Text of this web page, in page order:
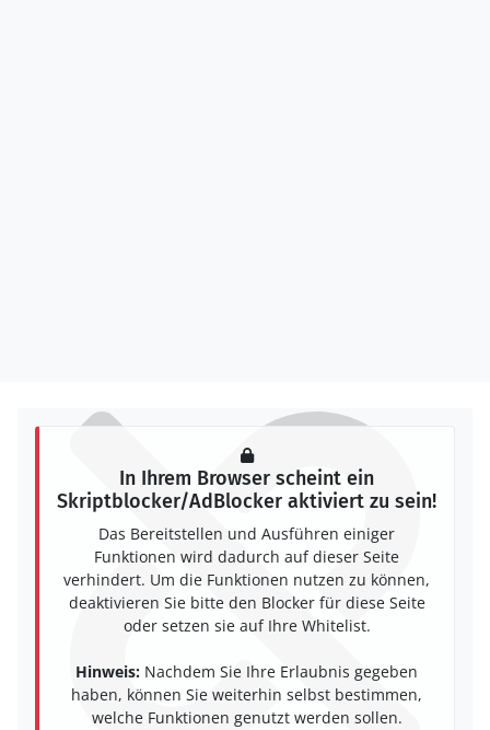
In Ihrem Browser scheint ein
Skriptblocker/AdBlocker aktiviert zu sein!
Das Bereitstellen und Ausführen einiger
Funktionen wird dadurch auf dieser Seite
verhindert. Um die Funktionen nutzen zu können,
deaktivieren Sie bitte den Blocker für diese Seite
oder setzen sie auf Ihre Whitelist.
Hinweis: Nachdem Sie Ihre Erlaubnis gegeben
haben, können Sie weiterhin selbst bestimmen,
welche Funktionen genutzt werden sollen.